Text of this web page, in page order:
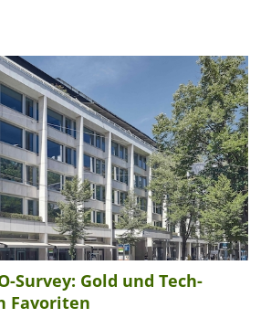
Survey: Gold und Tech-
Favoriten